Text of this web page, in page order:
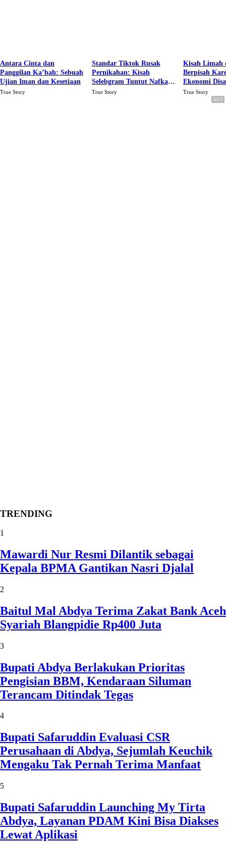
Antara Cinta dan
Panggilan Ka’bah: Sebuah
Ujian Iman dan Kesetiaan
True Story
Standar Tiktok Rusak
Pernikahan: Kisah
Selebgram Tuntut Nafkah
Rp.15 Juta Perbulan
True Story
Kisah Limah
Berpisah
Ekonomi
Karena Cinta
True Story
TRENDING
1
Mawardi Nur Resmi Dilantik sebagai
Kepala BPMA Gantikan Nasri Djalal
2
Baitul Mal Abdya Terima Zakat Bank Aceh
Syariah Blangpidie Rp400 Juta
3
Bupati Abdya Berlakukan Prioritas
Pengisian BBM, Kendaraan Siluman
Terancam Ditindak Tegas
4
Bupati Safaruddin Evaluasi CSR
Perusahaan di Abdya, Sejumlah Keuchik
Mengaku Tak Pernah Terima Manfaat
5
Bupati Safaruddin Launching My Tirta
Abdya, Layanan PDAM Kini Bisa Diakses
Lewat Aplikasi